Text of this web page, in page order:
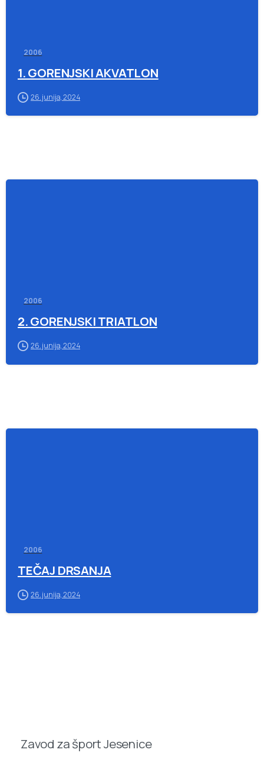
2006
1. GORENJSKI AKVATLON
26. junija, 2024
2006
2. GORENJSKI TRIATLON
26. junija, 2024
2006
TEČAJ DRSANJA
26. junija, 2024
Zavod za šport Jesenice